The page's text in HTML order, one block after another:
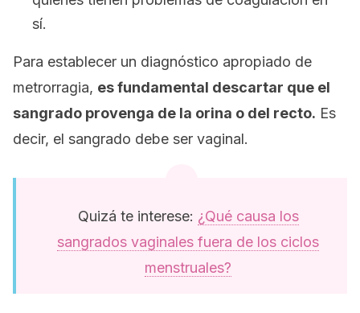
sí.
Para establecer un diagnóstico apropiado de
metrorragia, es fundamental descartar que el
sangrado provenga de la orina o del recto. Es
decir, el sangrado debe ser vaginal.
Quizá te interese: ¿Qué causa los
sangrados vaginales fuera de los ciclos
menstruales?